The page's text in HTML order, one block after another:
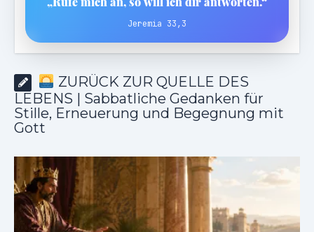
Jeremia 33,3
ZURÜCK ZUR QUELLE DES
LEBENS | Sabbatliche Gedanken für
Stille, Erneuerung und Begegnung mit
Gott